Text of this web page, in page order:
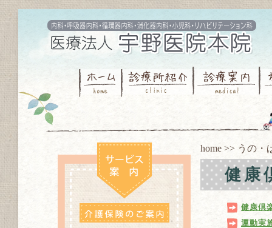
home >> うの・
健康
健康倶
運動実